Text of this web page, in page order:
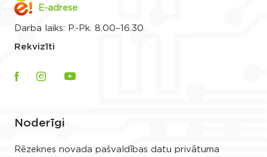
E-adrese
Darba laiks: P.-Pk. 8.00–16.30
Rekvizīti
Noderīgi
Rēzeknes novada pašvaldības datu privātuma